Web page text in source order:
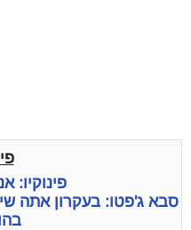
פינוקיו:
סבא ג'פטו: בעקרון אתה